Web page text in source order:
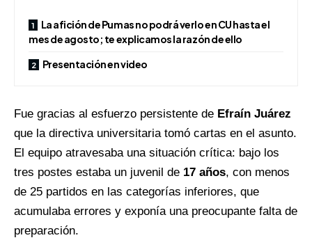
La afición de Pumas no podrá verlo en CU hasta el
mes de agosto; te explicamos la razón de ello
Presentación en video
Fue gracias al esfuerzo persistente de Efraín Juárez
que la directiva universitaria tomó cartas en el asunto.
El equipo atravesaba una situación crítica: bajo los
tres postes estaba un juvenil de 17 años, con menos
de 25 partidos en las categorías inferiores, que
acumulaba errores y exponía una preocupante falta de
preparación.